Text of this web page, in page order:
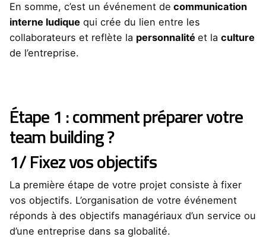
En somme, c’est un événement de communication
interne ludique qui crée du lien entre les
collaborateurs et reflète la personnalité et la culture
de l’entreprise.
Étape 1 : comment préparer votre
team building ?
1/ Fixez vos objectifs
La première étape de votre projet consiste à fixer
vos objectifs. L’organisation de votre événement
réponds à des objectifs managériaux d’un service ou
d’une entreprise dans sa globalité.